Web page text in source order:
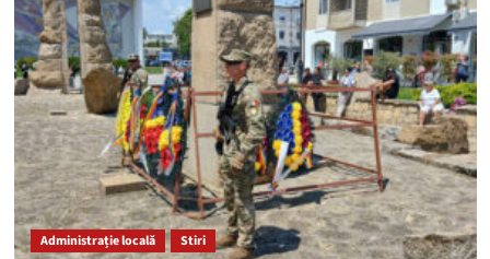
Administrație locală Stiri